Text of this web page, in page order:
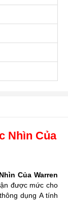
Nhìn Của
Của Warren
được mức cho
dụng A tính